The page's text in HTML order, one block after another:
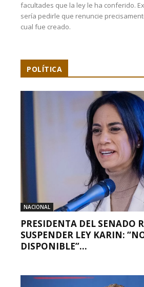
facultades que la ley le ha conferido.
sería pedirle que renuncie
cual fue creado.
POLÍTICA
NACIONAL
PRESIDENTA DEL SENADO
SUSPENDER LEY KARIN:
DISPONIBLE”...